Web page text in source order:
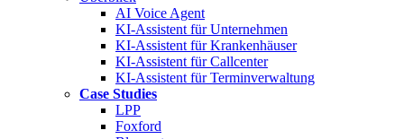
AI Voice Agent
KI-Assistent für Unternehmen
KI-Assistent für Krankenhäuser
KI-Assistent für Callcenter
KI-Assistent für Terminverwaltung
Case Studies
LPP
Foxford